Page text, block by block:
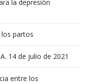
la depresión
partos
14 de julio de 2021
entre los